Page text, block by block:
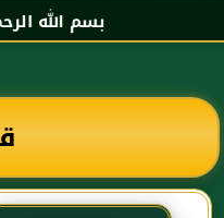
بسم الله